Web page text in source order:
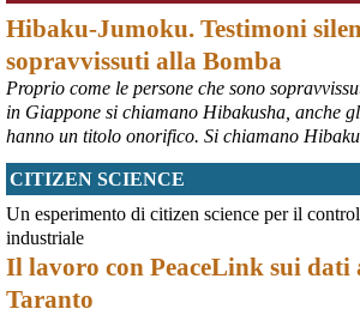
@peacelink - 6/8/2026 21:53
askanews.it/2026/08/05/ex-ilva
“Dal confronto con tutti gli attori e dai
elaborerà, come concordato a Palazzo Chigi,
per Taranto”, avrebbe detto il ministro Urso.
#Taranto #
Hibaku-Jumoku. Testimoni
sopravvissuti alla Bomba
Proprio come le persone che sono
in Giappone si chiamano Hibakusha, anche
hanno un titolo onorifico. Si chiamano
CITIZEN SCIENCE
Un esperimento di citizen science per il
industriale
Il lavoro con PeaceLink sui
Taranto